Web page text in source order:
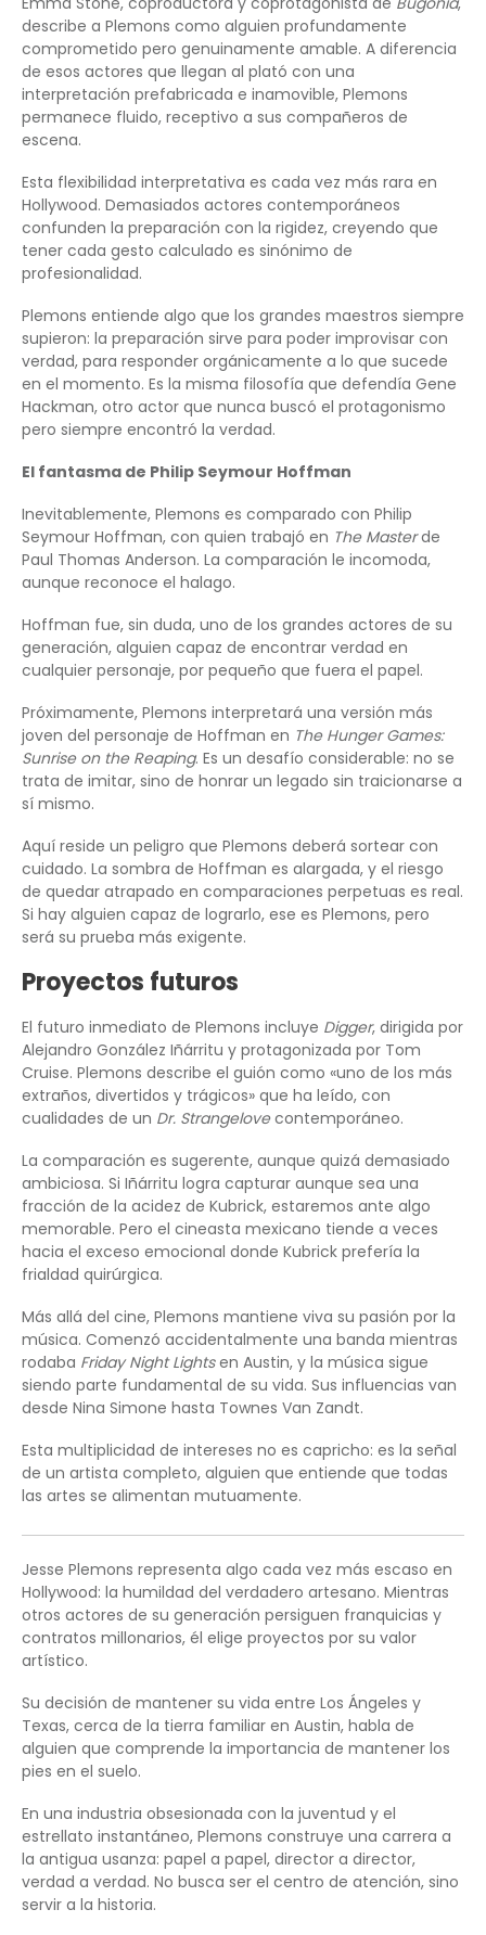
describe a Plemons como alguien profundamente
comprometido pero genuinamente amable. A diferencia
de esos actores que llegan al plató con una
interpretación prefabricada e inamovible, Plemons
permanece fluido, receptivo a sus compañeros de
escena.
Esta flexibilidad interpretativa es cada vez más rara en
Hollywood. Demasiados actores contemporáneos
confunden la preparación con la rigidez, creyendo que
tener cada gesto calculado es sinónimo de
profesionalidad.
Plemons entiende algo que los grandes maestros siempre
supieron: la preparación sirve para poder improvisar con
verdad, para responder orgánicamente a lo que sucede
en el momento. Es la misma filosofía que defendía Gene
Hackman, otro actor que nunca buscó el protagonismo
pero siempre encontró la verdad.
El fantasma de Philip Seymour Hoffman
Inevitablemente, Plemons es comparado con Philip
Seymour Hoffman, con quien trabajó en The Masterde
Paul Thomas Anderson. La comparación le incomoda,
aunque reconoce el halago.
Hoffman fue, sin duda, uno de los grandes actores de su
generación, alguien capaz de encontrar verdad en
cualquier personaje, por pequeño que fuera el papel.
Próximamente, Plemons interpretará una versión más
joven del personaje de Hoffman en The Hunger Games:
Sunrise on the Reaping. Es un desafío considerable: no se
trata de imitar, sino de honrar un legado sin traicionarse a
sí mismo.
Aquí reside un peligro que Plemons deberá sortear con
cuidado. La sombra de Hoffman es alargada, y el riesgo
de quedar atrapado en comparaciones perpetuas es real.
Si hay alguien capaz de lograrlo, ese es Plemons, pero
será su prueba más exigente.
Proyectos futuros
El futuro inmediato de Plemons incluye Digger, dirigida por
Alejandro González Iñárritu y protagonizada por Tom
Cruise. Plemons describe el guión como «uno de los más
extraños, divertidos y trágicos» que ha leído, con
cualidades de un Dr. Strangelovecontemporáneo.
La comparación es sugerente, aunque quizá demasiado
ambiciosa. Si Iñárritu logra capturar aunque sea una
fracción de la acidez de Kubrick, estaremos ante algo
memorable. Pero el cineasta mexicano tiende a veces
hacia el exceso emocional donde Kubrick prefería la
frialdad quirúrgica.
Más allá del cine, Plemons mantiene viva su pasión por la
música. Comenzó accidentalmente una banda mientras
rodaba Friday Night Lightsen Austin, y la música sigue
siendo parte fundamental de su vida. Sus influencias van
desde Nina Simone hasta Townes Van Zandt.
Esta multiplicidad de intereses no es capricho: es la señal
de un artista completo, alguien que entiende que todas
las artes se alimentan mutuamente.
Jesse Plemons representa algo cada vez más escaso en
Hollywood: la humildad del verdadero artesano. Mientras
otros actores de su generación persiguen franquicias y
contratos millonarios, él elige proyectos por su valor
artístico.
Su decisión de mantener su vida entre Los Ángeles y
Texas, cerca de la tierra familiar en Austin, habla de
alguien que comprende la importancia de mantener los
pies en el suelo.
En una industria obsesionada con la juventud y el
estrellato instantáneo, Plemons construye una carrera a
la antigua usanza: papel a papel, director a director,
verdad a verdad. No busca ser el centro de atención, sino
servir a la historia.